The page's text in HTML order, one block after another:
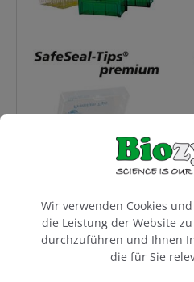
Wir verwenden Cookies
die Leistung der Website
durchzuführen und Ihnen
die für Sie